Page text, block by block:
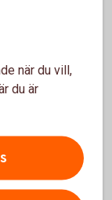
för lätt
när du vill,
du är